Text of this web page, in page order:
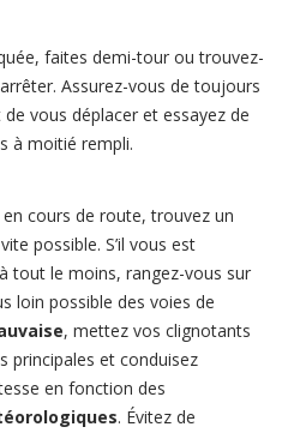
faites demi-tour ou trouvez-
Assurez-vous de toujours
vous déplacer et essayez de
à moitié rempli.
cours de route, trouvez un
possible. S’il vous est
tout le moins, rangez-vous sur
loin possible des voies de
, mettez vos clignotants
principales et conduisez
en fonction des
. Évitez de